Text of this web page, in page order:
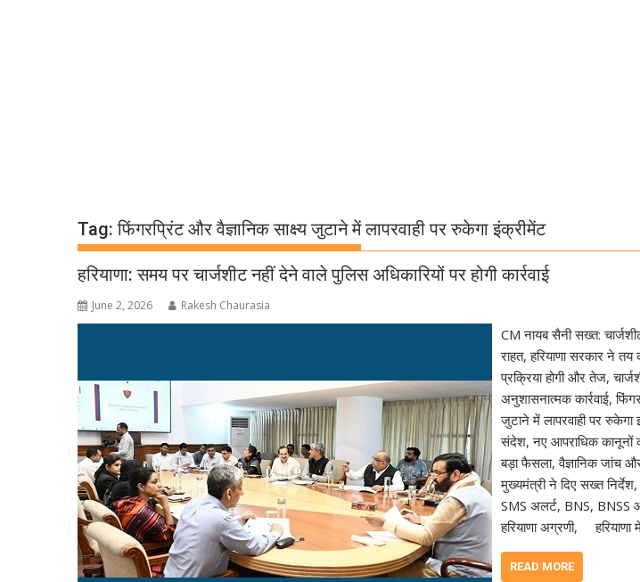
Tag:फिंगरप्रिंट और वैज्ञानिक साक्ष्य जुटाने में लापरवाही पर रुकेगा इंक्रीमेंट
हरियाणा: समय पर चार्जशीट नहीं देने वाले पुलिस अधिकारियों पर होगी कार्रवाई
June 2, 2026 Rakesh Chaurasia
CM नायब सैनी सख्त:
राहत, हरियाणा सरकार ने तय
प्रक्रिया होगी और तेज,
अनुशासनात्मक कार्रवाई,
जुटाने में लापरवाही पर
संदेश, नए आपराधिक कानूनों
बड़ा फैसला, वैज्ञानिक जांच
मुख्यमंत्री ने दिए सख्त
SMS अलर्ट, BNS, BNSS
हरियाणा अग्रणी, हरियाणा
READ MORE